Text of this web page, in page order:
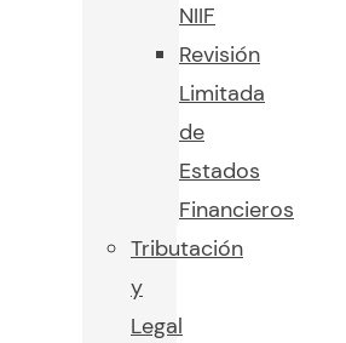
NIIF
Revisión
Limitada
de
Estados
Financieros
Tributación
y
Legal